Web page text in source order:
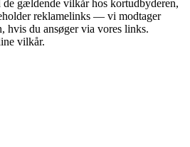
gældende vilkår hos kortudbyderen,
reklamelinks — vi modtager
hvis du ansøger via vores links.
vilkår.